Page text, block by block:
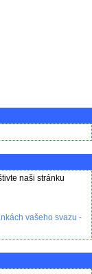
naši stránku
vašeho svazu -